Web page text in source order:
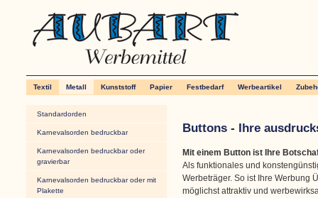
Textil Metall Kunststoff Papier Festbedarf Werbeartikel
Standardorden
Karnevalsorden bedruckbar
Karnevalsorden bedruckbar oder
gravierbar
Karnevalsorden bedruckbar oder mit
Plakette
Buttons - Ihre
Mit einem Button ist Ihre
Als funktionales und
Werbeträger. So ist Ihre Werbung
möglichst attraktiv und